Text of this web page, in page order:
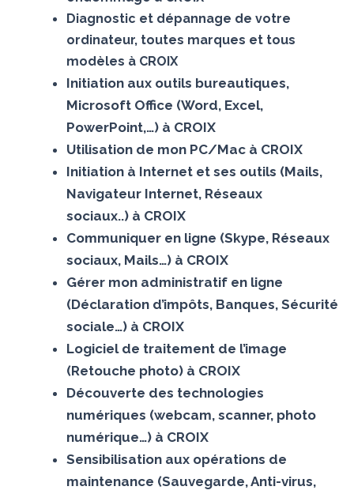
Diagnostic et dépannage de votre
ordinateur, toutes marques et tous
modèles à CROIX
Initiation aux outils bureautiques,
Microsoft Office (Word, Excel,
PowerPoint,…) à CROIX
Utilisation de mon PC/Mac à CROIX
Initiation à Internet et ses outils (Mails,
Navigateur Internet, Réseaux
sociaux..) à CROIX
Communiquer en ligne (Skype, Réseaux
sociaux, Mails…) à CROIX
Gérer mon administratif en ligne
(Déclaration d’impôts, Banques, Sécurité
sociale…) à CROIX
Logiciel de traitement de l’image
(Retouche photo) à CROIX
Découverte des technologies
numériques (webcam, scanner, photo
numérique…) à CROIX
Sensibilisation aux opérations de
maintenance (Sauvegarde, Anti-virus,